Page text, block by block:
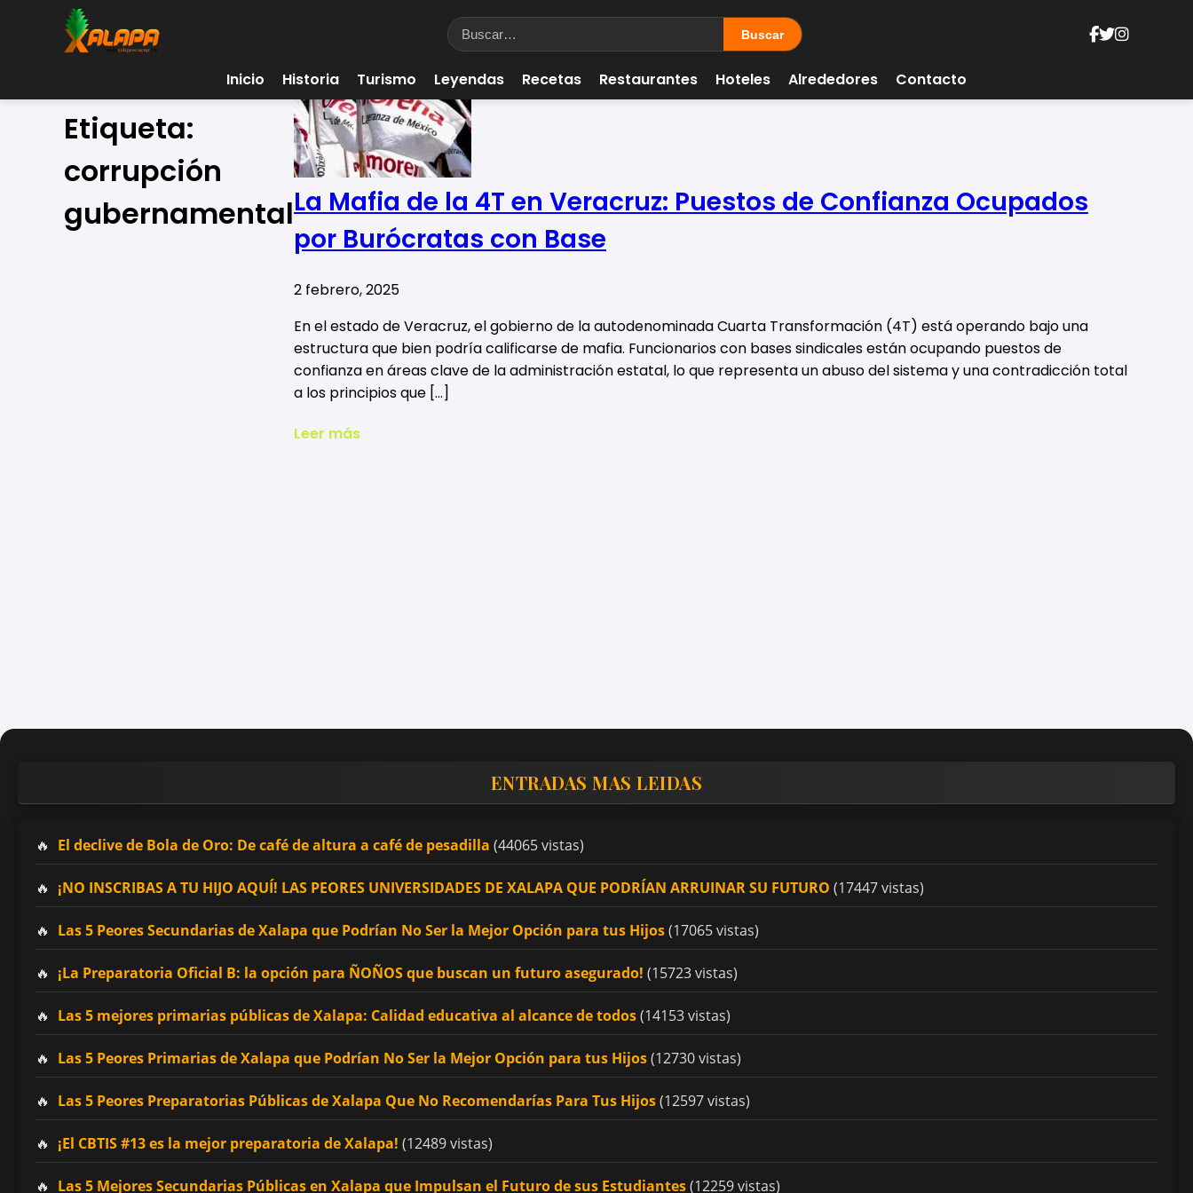
Inicio Historia Turismo Leyendas Recetas Restaurantes Hoteles Alrededores Contacto
Etiqueta:
corrupción
gubernamentalLa Mafia de la 4T en Veracruz: Puestos de Confianza Ocupados
por Burócratas con Base
2 febrero, 2025
En el estado de Veracruz, el gobierno de la autodenominada Cuarta Transformación (4T) está operando bajo una
estructura que bien podría calificarse de mafia. Funcionarios con bases sindicales están ocupando puestos de
confianza en áreas clave de la administración estatal, lo que representa un abuso del sistema y una contradicción total
a los principios que […]
Leer más
ENTRADAS MAS LEIDAS
El declive de Bola de Oro: De café de altura a café de pesadilla (44065 vistas)
¡NO INSCRIBAS A TU HIJO AQUÍ! LAS PEORES UNIVERSIDADES DE XALAPA QUE PODRÍAN ARRUINAR SU FUTURO (17447 vistas)
Las 5 Peores Secundarias de Xalapa que Podrían No Ser la Mejor Opción para tus Hijos(17065 vistas)
¡La Preparatoria Oficial B: la opción para ÑOÑOS que buscan un futuro asegurado! (15723 vistas)
Las 5 mejores primarias públicas de Xalapa: Calidad educativa al alcance de todos(14153 vistas)
Las 5 Peores Primarias de Xalapa que Podrían No Ser la Mejor Opción para tus Hijos(12730 vistas)
Las 5 Peores Preparatorias Públicas de Xalapa Que No Recomendarías Para Tus Hijos(12597 vistas)
¡El CBTIS #13 es la mejor preparatoria de Xalapa! (12489 vistas)
Las 5 Mejores Secundarias Públicas en Xalapa que Impulsan el Futuro de sus Estudiantes(12259 vistas)